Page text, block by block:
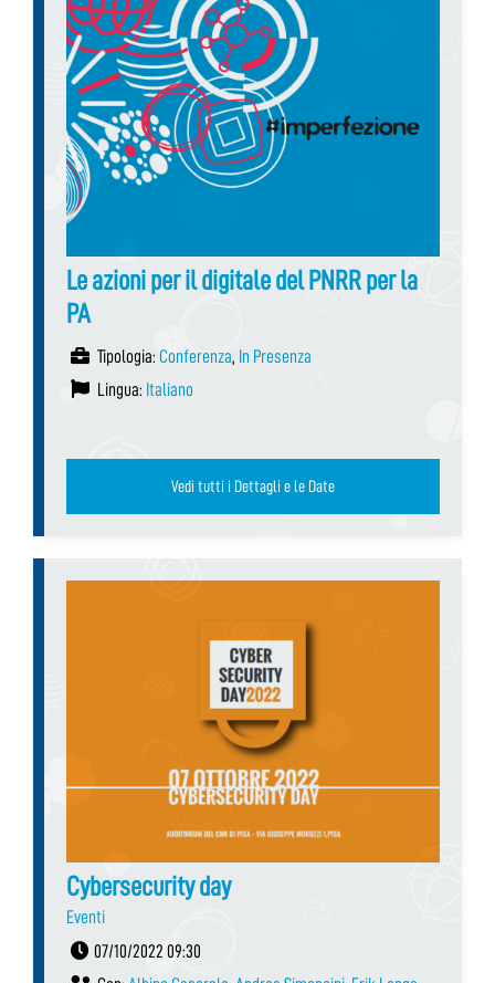
Le azioni per il digitale del PNRR per la
PA
Tipologia: Conferenza, In Presenza
Lingua: Italiano
Vedi tutti i Dettagli e le Date
Cybersecurity day
Eventi
07/10/2022 09:30